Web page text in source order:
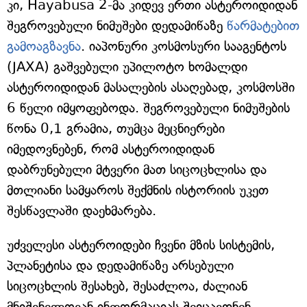
კი, Hayabusa 2-მა კიდევ ერთი ასტეროიდიდან
შეგროვებული ნიმუშები დედამიწაზე წარმატებით
გამოაგზავნა. იაპონური კოსმოსური სააგენტოს
(JAXA) გაშვებული უპილოტო ხომალდი
ასტეროიდიდან მასალების ასაღებად, კოსმოსში
6 წელი იმყოფებოდა. შეგროვებული ნიმუშების
წონა 0,1 გრამია, თუმცა მეცნიერები
იმედოვნებენ, რომ ასტეროიდიდან
დაბრუნებული მტვერი მათ სიცოცხლისა და
მთლიანი სამყაროს შექმნის ისტორიის უკეთ
შესწავლაში დაეხმარება.
უძველესი ასტეროიდები ჩვენი მზის სისტემის,
პლანეტისა და დედამიწაზე არსებული
სიცოცხლის შესახებ, შესაძლოა, ძალიან